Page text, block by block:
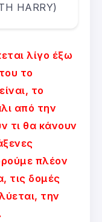
HARRY)
λίγο έξω
το
το
από την
τι θα κάνουν
πλέον
τις δομές
την